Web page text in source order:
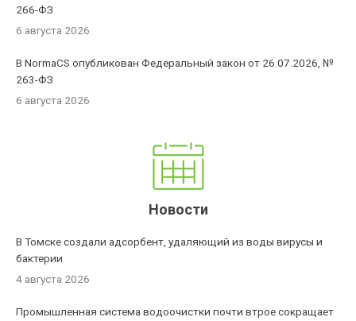
266-ФЗ
6 августа 2026
В NormaCS опубликован Федеральный закон от 26.07.2026, №
263-ФЗ
6 августа 2026
Новости
В Томске создали адсорбент, удаляющий из воды вирусы и
бактерии
4 августа 2026
Промышленная система водоочистки почти втрое сокращает